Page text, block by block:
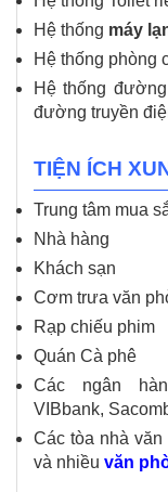
Hệ thống máy
Hệ thống phòng
Hệ thống
đường truyền
TIỆN ÍCH
Trung tâm mua
Nhà hàng
Khách sạn
Cơm trưa văn
Rạp chiếu phim
Quán Cà phê
Các ngân
VIBbank,
Các tòa nhà
và nhiều văn